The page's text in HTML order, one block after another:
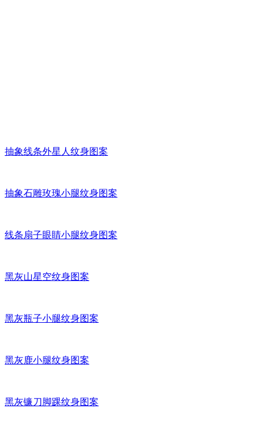
抽象线条外星人纹身图案
抽象石雕玫瑰小腿纹身图案
线条扇子眼睛小腿纹身图案
黑灰山星空纹身图案
黑灰瓶子小腿纹身图案
黑灰鹿小腿纹身图案
黑灰镰刀脚踝纹身图案